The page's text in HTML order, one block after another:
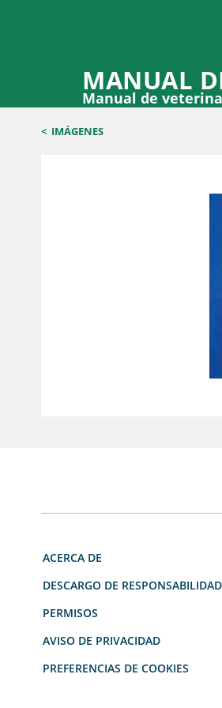
MANUAL
Manual de
< IMÁGENES
ACERCA DE
DESCARGO DE RESPONSABILIDAD
PERMISOS
AVISO DE PRIVACIDAD
PREFERENCIAS DE COOKIES